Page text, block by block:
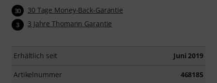
30 30 Tage Money-Back-Garantie
3 3 Jahre Thomann Garantie
Erhältlich seit Juni 2019
Artikelnummer 468185